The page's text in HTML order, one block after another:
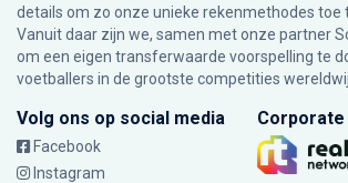
details om zo onze unieke rekenmethodes toe
Vanuit daar zijn we, samen met onze partner
om een eigen transferwaarde voorspelling te
voetballers in de grootste competities
Volg ons op social media
Facebook
Instagram
Corporate